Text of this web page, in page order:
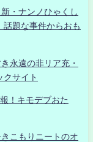
・ナンノひゃくし
題な事件からおも
永遠の非リア充・
クサイト
！キモデブおた
こもりニートのオ